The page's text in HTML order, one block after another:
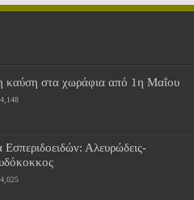
καύση στα χωράφια από 1η Μαΐου
Αλευρώδεις-